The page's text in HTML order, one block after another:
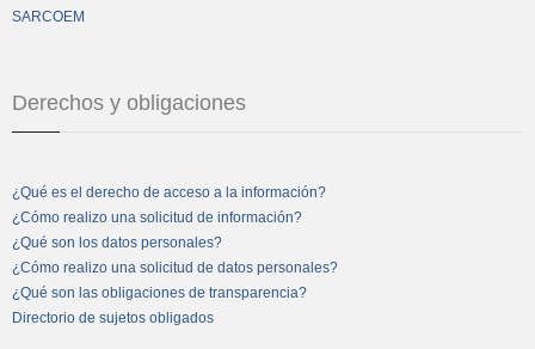
SARCOEM
Derechos y obligaciones
¿Qué es el derecho de acceso a la información?
¿Cómo realizo una solicitud de información?
¿Qué son los datos personales?
¿Cómo realizo una solicitud de datos personales?
¿Qué son las obligaciones de transparencia?
Directorio de sujetos obligados